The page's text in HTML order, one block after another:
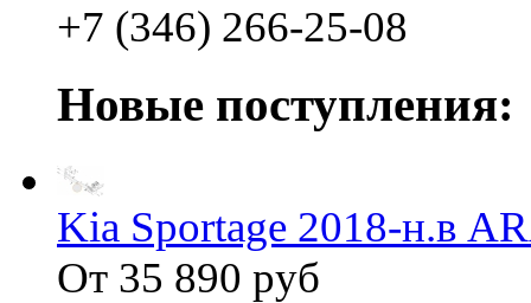
+7 (346) 266-25-08
Новые поступления:
Kia Sportage 2018-н.в
От 35 890 руб